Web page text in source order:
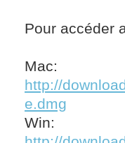
Pour accéder
Mac:
http://
e.dmg
Win: